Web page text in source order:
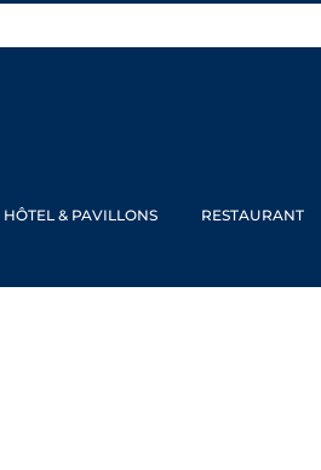
HÔTEL & PAVILLONS RESTAURANT